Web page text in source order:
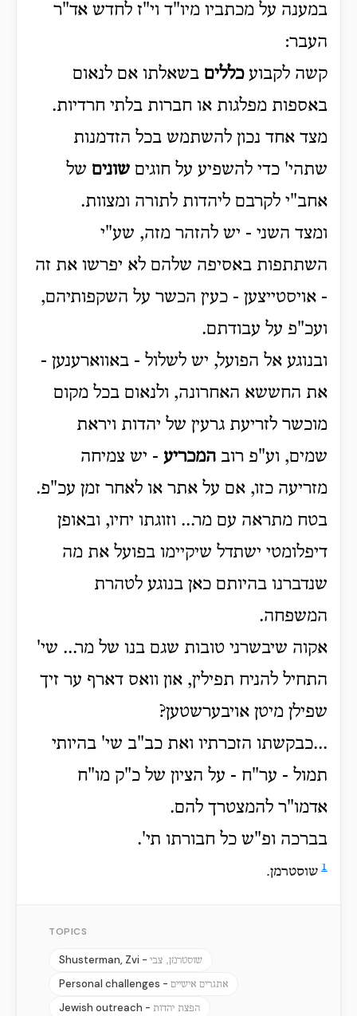
במענה על מכתביו מיו"ד וי"ז לחדש אד"ר
העבר:
קשה לקבועכללים בשאלתו אם לנאום
באספות מפלגות או חברות בלתי חרדיות.
מצד אחד נכון להשתמש בכל הזדמנות
שתהי' כדי להשפיע על חוגים שונים של
אחב"י לקרבם ליהדות לתורה ומצוות.
ומצד השני - יש להזהר מזה, שע"י
השתתפות באסיפה שלהם לא יפרשו את זה
- אויסטייצען - כעין הכשר על השקפותיהם,
ועכ"פ על עבודתם.
ובנוגע אל הפועל, יש לשלול - באווארענען -
את החששא האחרונה, ולנאום בכל מקום
מוכשר לזריעת גרעין של יהדות ויראת
שמים, וע"פ רוב המכריע - יש צמיחה
מזריעה כזו, אם על אתר או לאחר זמן עכ"פ.
בטח מתראה עם מר... וזוגתו יחיו, ובאופן
דיפלומטי ישתדל שיקיימו בפועל את מה
שנדברנו בהיותם כאן בנוגע לטהרת
המשפחה.
אקוה שיבשרני טובות שגם בנו של מר... שי'
התחיל להניח תפילין, און וואס דארף ער זיך
שפילן מיטן אויבערשטען?
...כבקשתו הזכרתיו ואת כב"ב שי' בהיותי
תמול - ער"ח - על הציון של כ"ק מו"ח
אדמו"ר להמצטרך להם.
בברכה ופ"ש כל חבורתו תי'.
1 שוסטרמן.
TOPICS
Shusterman, Zvi - שוסטרמן, צבי
Personal challenges - אתגרים אישיים
Jewish outreach - הפצת יהדות